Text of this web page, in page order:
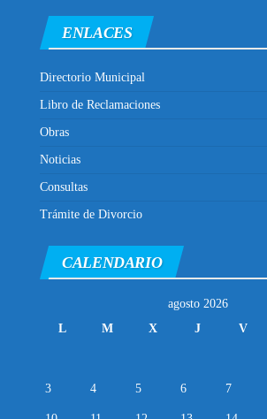
ENLACES
Directorio Municipal
Libro de Reclamaciones
Obras
Noticias
Consultas
Trámite de Divorcio
CALENDARIO
agosto 2026
L
M X J V
3 4 5 6 7